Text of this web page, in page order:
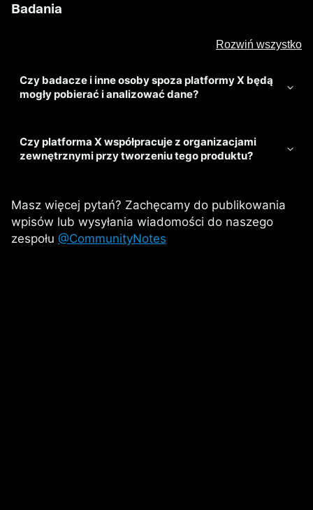
Badania
Rozwiń wszystko
Czy badacze i inne osoby spoza platformy X będą
mogły pobierać i analizować dane?
Czy platforma X współpracuje z organizacjami
zewnętrznymi przy tworzeniu tego produktu?
Masz więcej pytań? Zachęcamy do publikowania
wpisów lub wysyłania wiadomości do naszego
zespołu @CommunityNotes